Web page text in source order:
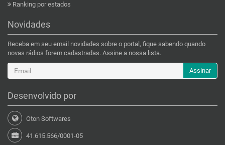
Ranking por estados
Novidades
Receba em seu email novidades sobre o portal, fique sabendo quando
novas rádios forem cadastradas. Assine a nossa lista.
Assinar
Desenvolvido por
Oton Softwares
41.615.566/0001-05